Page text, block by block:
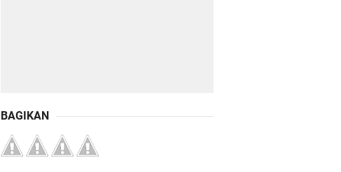
BAGIKAN